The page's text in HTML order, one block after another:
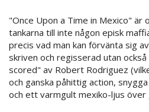
"Once Upon a Time in Mexico" är
tankarna till inte någon episk
precis vad man kan förvänta sig
skriven och regisserad utan
scored" av Robert Rodriguez
och ganska påhittig action,
och ett varmgult mexiko-ljus